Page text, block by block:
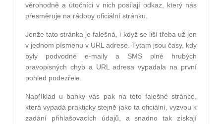
věrohodně a útočníci v nich posílají odkaz, který nás
přesměruje na rádoby oficiální stránku.
Jenže tato stránka je falešná, i když se liší třeba už jen
v jednom písmenu v URL adrese. Tytam jsou časy, kdy
byly podvodné e-maily a SMS plné hrubých
pravopisných chyb a URL adresa vypadala na první
pohled podezřele.
Například u banky vás pak na této falešné stránce,
která vypadá prakticky stejně jako ta oficiální, vyzvou k
zadání přihlašovacích údajů, a snadno tak získají